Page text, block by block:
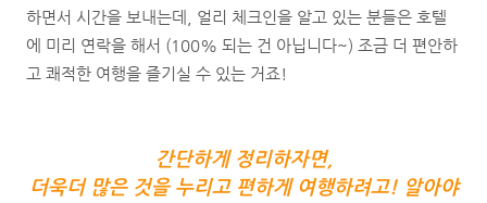
하면서 시간을 보내는데, 얼리 체크인을 알고 있는 분들은 호텔
에 미리 연락을 해서 (100% 되는 건 아닙니다~) 조금 더 편안하
고 쾌적한 여행을 즐기실 수 있는 거죠!
간단하게 정리하자면,
더욱더 많은 것을 누리고 편하게 여행하려고! 알아야